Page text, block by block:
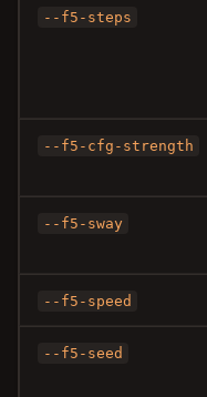
--f5-steps
--f5-cfg-strength
--f5-sway
--f5-speed
--f5-seed